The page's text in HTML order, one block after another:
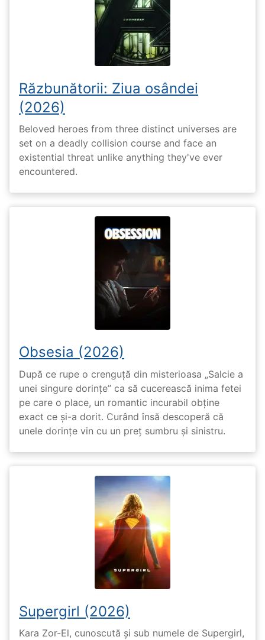
Răzbunătorii: Ziua osândei
(2026)
Beloved heroes from three distinct universes are
set on a deadly collision course and face an
existential threat unlike anything they've ever
encountered.
Obsesia (2026)
După ce rupe o crenguță din misterioasa „Salcie a
unei singure dorințe” ca să cucerească inima fetei
pe care o place, un romantic incurabil obține
exact ce și-a dorit. Curând însă descoperă că
unele dorințe vin cu un preț sumbru și sinistru.
Supergirl (2026)
Kara Zor-El, cunoscută și sub numele de Supergirl,